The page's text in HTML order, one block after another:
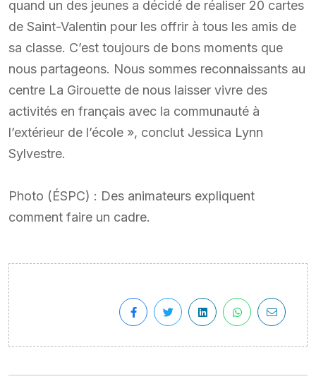
quand un des jeunes a décidé de réaliser 20 cartes
de Saint-Valentin pour les offrir à tous les amis de
sa classe. C’est toujours de bons moments que
nous partageons. Nous sommes reconnaissants au
centre La Girouette de nous laisser vivre des
activités en français avec la communauté à
l’extérieur de l’école », conclut Jessica Lynn
Sylvestre.
Photo (ÉSPC) : Des animateurs expliquent
comment faire un cadre.